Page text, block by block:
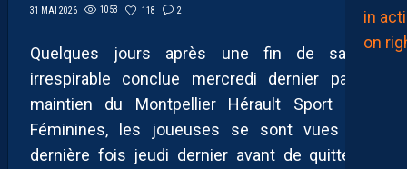
31 MAI 2026 1053 118 2
Quelques jours après une fin de saison
irrespirable conclue mercredi dernier par le
maintien du Montpellier Hérault Sport Club
Féminines, les joueuses se sont vues une
dernière fois jeudi dernier avant de quitter le